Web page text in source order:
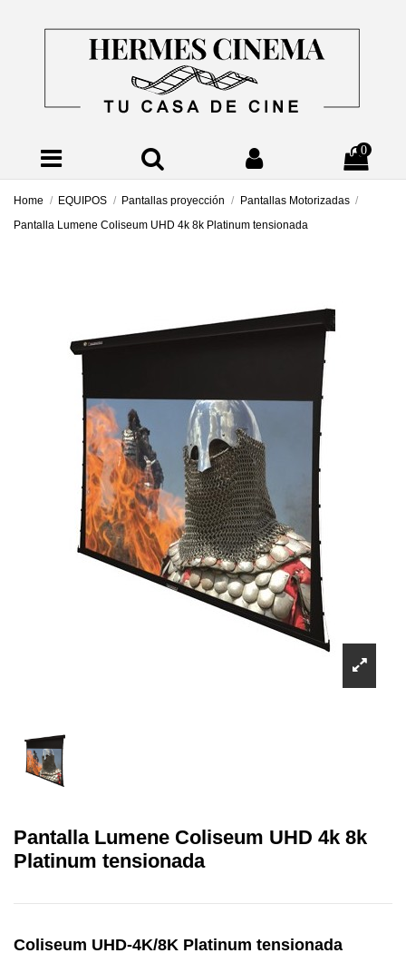
0
Home EQUIPOS Pantallas proyección
Pantallas Motorizadas
Pantalla Lumene Coliseum UHD 4k 8k Platinum tensionada
Pantalla Lumene Coliseum UHD 4k 8k
Platinum tensionada
Coliseum UHD-4K/8K Platinum tensionada